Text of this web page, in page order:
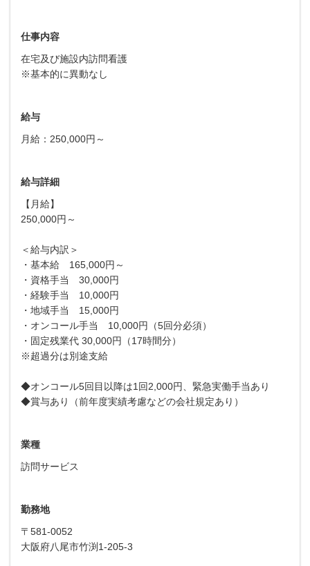
仕事内容
在宅及び施設内訪問看護
※基本的に異動なし
給与
月給：250,000円～
給与詳細
【月給】
250,000円～
＜給与内訳＞
・基本給 165,000円～
・資格手当 30,000円
・経験手当 10,000円
・地域手当 15,000円
・オンコール手当 10,000円（5回分必須）
・固定残業代 30,000円（17時間分）
※超過分は別途支給
◆オンコール5回目以降は1回2,000円、緊急実働手当あり
◆賞与あり（前年度実績考慮などの会社規定あり）
業種
訪問サービス
勤務地
〒581-0052
大阪府八尾市竹渕1-205-3